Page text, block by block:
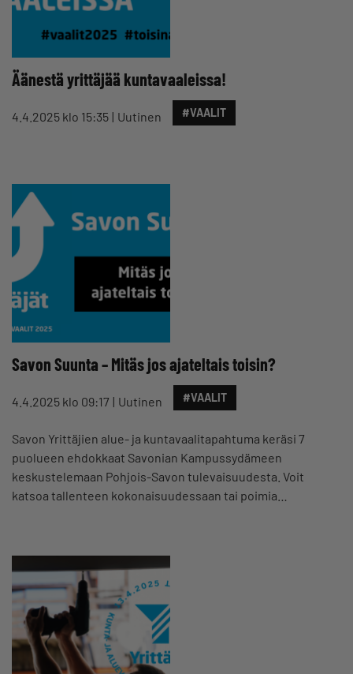
Äänestä yrittäjää kuntavaaleissa!
4.4.2025 klo 15:35 Uutinen #VAALIT
Savon Suunta – Mitäs jos ajateltais toisin?
4.4.2025 klo 09:17 Uutinen #VAALIT
Savon Yrittäjien alue- ja kuntavaalitapahtuma keräsi 7
puolueen ehdokkaat Savonian Kampussydämeen
keskustelemaan Pohjois-Savon tulevaisuudesta. Voit
katsoa tallenteen kokonaisuudessaan tai poimia…